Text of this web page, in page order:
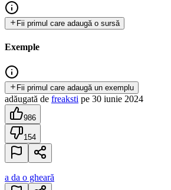
Fii primul care adaugă o sursă
Exemple
Fii primul care adaugă un exemplu
adăugată de freaksti pe 30 iunie 2024
986
154
a da o gheară